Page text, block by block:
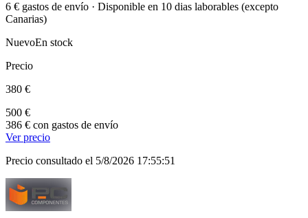
6 € gastos de envío · Disponible en 10 dias laborables (excepto
Canarias)
NuevoEn stock
Precio
380 €
500 €
386 € con gastos de envío
Ver precio
Precio consultado el 5/8/2026 17:55:51